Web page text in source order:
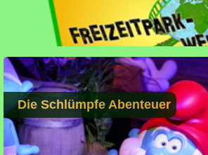
Die Schlümpfe Abenteuer